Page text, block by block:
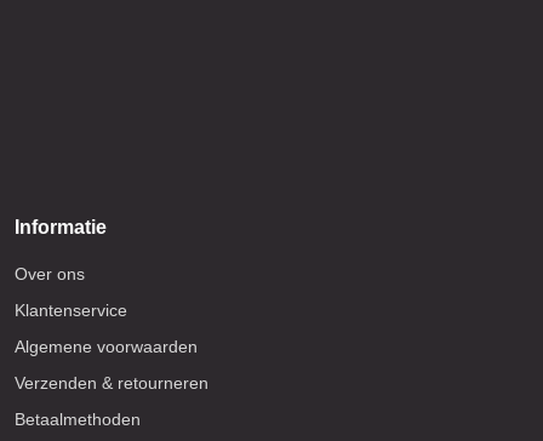
Informatie
Over ons
Klantenservice
Algemene voorwaarden
Verzenden & retourneren
Betaalmethoden